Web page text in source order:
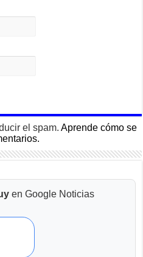
el spam.Aprende cómo se
en Google Noticias